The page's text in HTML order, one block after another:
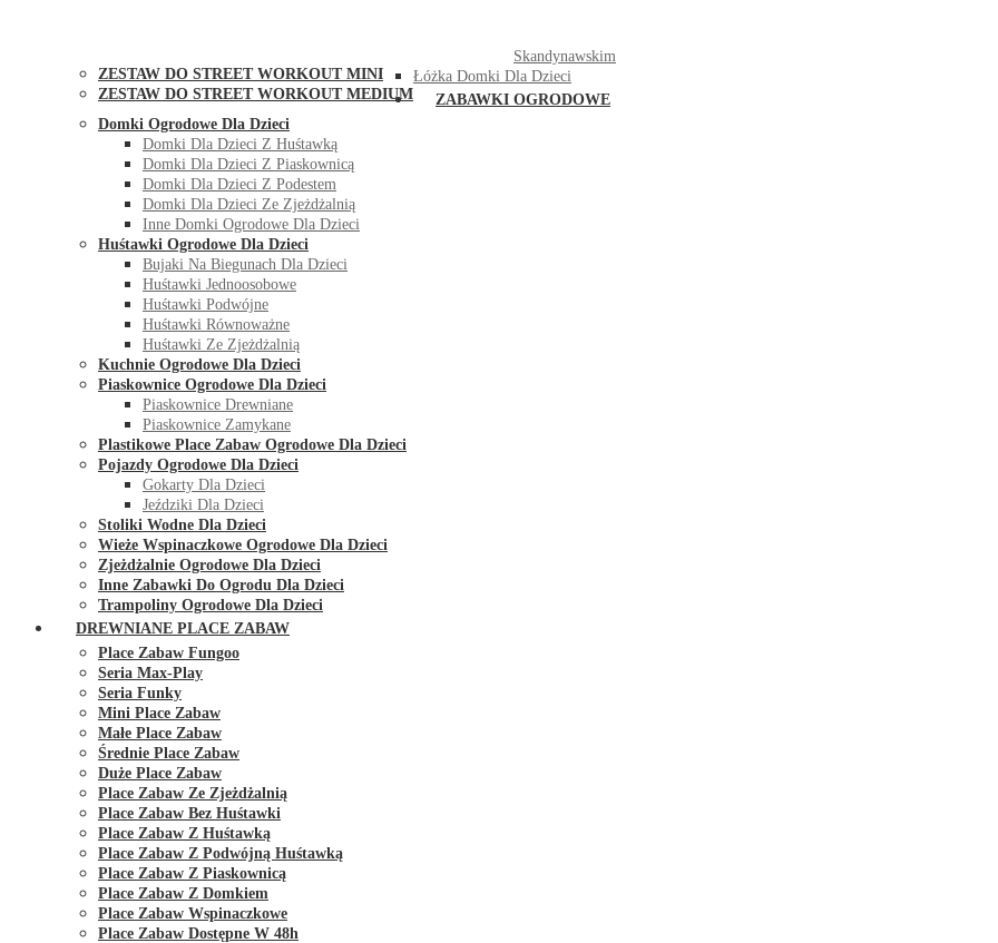
ZESTAW DO STREET WORKOUT MINI
ZESTAW DO STREET WORKOUT MEDIUM
Skandynawskim
Łóżka Domki Dla Dzieci
ZABAWKI OGRODOWE
Domki Ogrodowe Dla Dzieci
Domki Dla Dzieci Z Huśtawką
Domki Dla Dzieci Z Piaskownicą
Domki Dla Dzieci Z Podestem
Domki Dla Dzieci Ze Zjeżdżalnią
Inne Domki Ogrodowe Dla Dzieci
Huśtawki Ogrodowe Dla Dzieci
Bujaki Na Biegunach Dla Dzieci
Huśtawki Jednoosobowe
Huśtawki Podwójne
Huśtawki Równoważne
Huśtawki Ze Zjeżdżalnią
Kuchnie Ogrodowe Dla Dzieci
Piaskownice Ogrodowe Dla Dzieci
Piaskownice Drewniane
Piaskownice Zamykane
Plastikowe Place Zabaw Ogrodowe Dla Dzieci
Pojazdy Ogrodowe Dla Dzieci
Gokarty Dla Dzieci
Jeździki Dla Dzieci
Stoliki Wodne Dla Dzieci
Wieże Wspinaczkowe Ogrodowe Dla Dzieci
Zjeżdżalnie Ogrodowe Dla Dzieci
Inne Zabawki Do Ogrodu Dla Dzieci
Trampoliny Ogrodowe Dla Dzieci
DREWNIANE PLACE ZABAW
Place Zabaw Fungoo
Seria Max-Play
Seria Funky
Mini Place Zabaw
Małe Place Zabaw
Średnie Place Zabaw
Duże Place Zabaw
Place Zabaw Ze Zjeżdżalnią
Place Zabaw Bez Huśtawki
Place Zabaw Z Huśtawką
Place Zabaw Z Podwójną Huśtawką
Place Zabaw Z Piaskownicą
Place Zabaw Z Domkiem
Place Zabaw Wspinaczkowe
Place Zabaw Dostępne W 48h